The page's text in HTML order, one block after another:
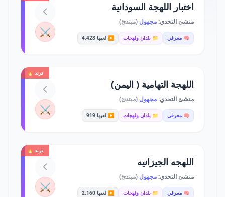
اختبار اللهجة السودانية
منشئ التحدي:مجهول (مبتدئ)
🧠 معرفي 📁 بلدان ولهجات ▶️ لعبها 4,428 ⚔️
ترند 🔥
اللهجة التهامية ( اليمن)
منشئ التحدي:مجهول (مبتدئ)
🧠 معرفي 📁 بلدان ولهجات ▶️ لعبها 919 ⚔️
ترند 🔥
اللهجه الجيزانيه
منشئ التحدي:مجهول (مبتدئ)
🧠 معرفي 📁 بلدان ولهجات ▶️ لعبها 2,160 ⚔️